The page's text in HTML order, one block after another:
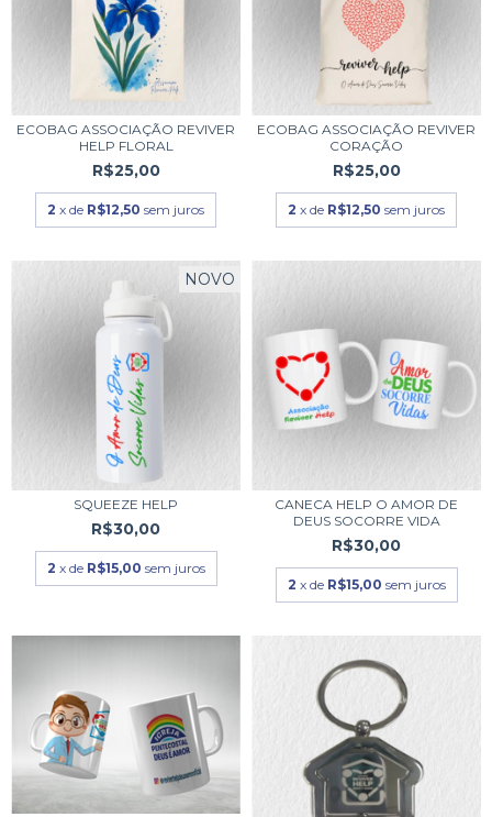
ECOBAG ASSOCIAÇÃO REVIVER
HELP FLORAL
R$25,00
2 x de R$12,50 sem juros
ECOBAG ASSOCIAÇÃO REVIVER
CORAÇÃO
R$25,00
2 x de R$12,50 sem juros
NOVO
SQUEEZE HELP
R$30,00
2 x de R$15,00 sem juros
CANECA HELP O AMOR DE
DEUS SOCORRE VIDA
R$30,00
2 x de R$15,00 sem juros